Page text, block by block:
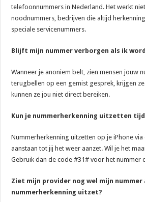
telefoonnummers in Nederland. Het werkt
noodnummers, bedrijven die altijd
speciale servicenummers.
Blijft mijn nummer verborgen als ik
Wanneer je anoniem belt, zien mensen jouw
terugbellen op een gemist gesprek, krijgen
kunnen ze jou niet direct bereiken.
Kun je nummerherkenning uitzetten
Nummerherkenning uitzetten op je iPhone
aanstaan tot jij het weer aanzet. Wil je het
Gebruik dan de code #31# voor het nummer
Ziet mijn provider nog wel mijn nummer
nummerherkenning uitzet?